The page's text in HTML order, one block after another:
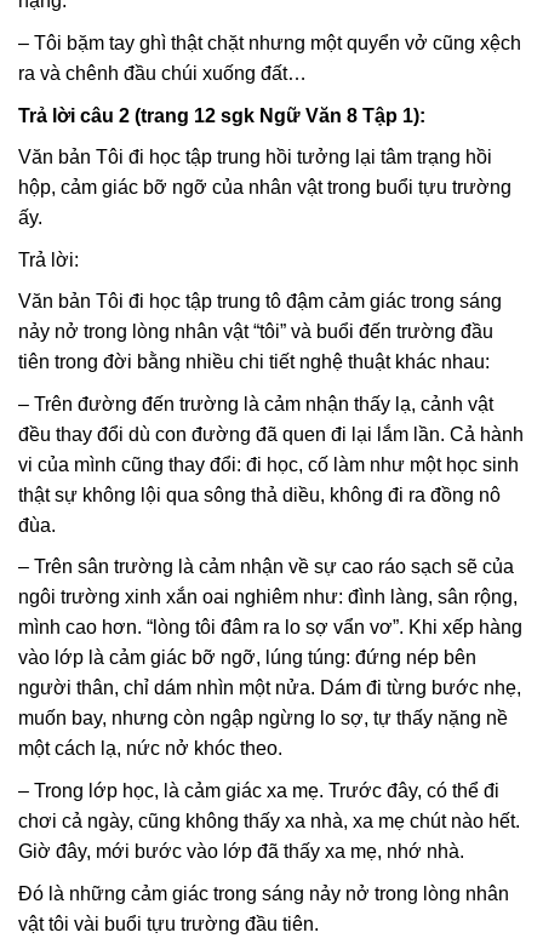
– Tôi bặm tay ghì thật chặt nhưng một quyển vở cũng xệch
ra và chênh đầu chúi xuống đất…
Trả lời câu 2 (trang 12 sgk Ngữ Văn 8 Tập 1):
Văn bản Tôi đi học tập trung hồi tưởng lại tâm trạng hồi
hộp, cảm giác bỡ ngỡ của nhân vật trong buổi tựu trường
ấy.
Trả lời:
Văn bản Tôi đi học tập trung tô đậm cảm giác trong sáng
nảy nở trong lòng nhân vật “tôi” và buổi đến trường đầu
tiên trong đời bằng nhiều chi tiết nghệ thuật khác nhau:
– Trên đường đến trường là cảm nhận thấy lạ, cảnh vật
đều thay đổi dù con đường đã quen đi lại lắm lần. Cả hành
vi của mình cũng thay đổi: đi học, cố làm như một học sinh
thật sự không lội qua sông thả diều, không đi ra đồng nô
đùa.
– Trên sân trường là cảm nhận về sự cao ráo sạch sẽ của
ngôi trường xinh xắn oai nghiêm như: đình làng, sân rộng,
mình cao hơn. “lòng tôi đâm ra lo sợ vẩn vơ”. Khi xếp hàng
vào lớp là cảm giác bỡ ngỡ, lúng túng: đứng nép bên
người thân, chỉ dám nhìn một nửa. Dám đi từng bước nhẹ,
muốn bay, nhưng còn ngập ngừng lo sợ, tự thấy nặng nề
một cách lạ, nức nở khóc theo.
– Trong lớp học, là cảm giác xa mẹ. Trước đây, có thể đi
chơi cả ngày, cũng không thấy xa nhà, xa mẹ chút nào hết.
Giờ đây, mới bước vào lớp đã thấy xa mẹ, nhớ nhà.
Đó là những cảm giác trong sáng nảy nở trong lòng nhân
vật tôi vài buổi tựu trường đầu tiên.